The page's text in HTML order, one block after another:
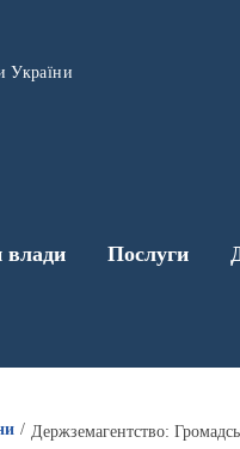
України
влади Послуги
Держземагентство: